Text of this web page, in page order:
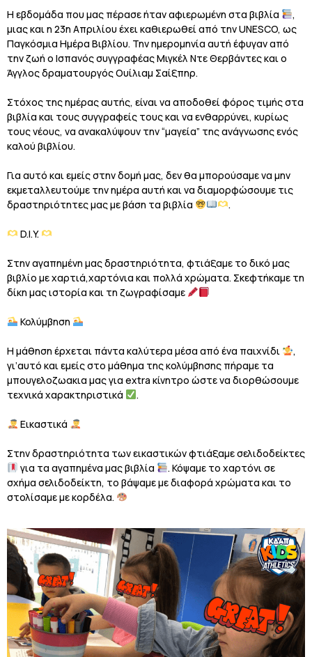
Η εβδομάδα που μας πέρασε ήταν αφιερωμένη στα βιβλία
,
μιας και η 23η Απριλίου έχει καθιερωθεί από την UNESCO, ως
Παγκόσμια Ημέρα Βιβλίου. Την ημερομηνία αυτή έφυγαν από
την ζωή ο Ισπανός συγγραφέας Μιγκέλ Ντε Θερβάντες και ο
Άγγλος δραματουργός Ουίλιαμ Σαίξπηρ.
Στόχος της ημέρας αυτής, είναι να αποδοθεί φόρος τιμής στα
βιβλία και τους συγγραφείς τους και να ενθαρρύνει, κυρίως
τους νέους, να ανακαλύψουν την “μαγεία” της ανάγνωσης ενός
καλού βιβλίου.
Για αυτό και εμείς στην δομή μας, δεν θα μπορούσαμε να μην
εκμεταλλευτούμε την ημέρα αυτή και να διαμορφώσουμε τις
δραστηριότητες μας με βάση τα βιβλία
.
D.I.Y.
Στην αγαπημένη μας δραστηριότητα, φτιάξαμε το δικό μας
βιβλίο με χαρτιά,χαρτόνια και πολλά χρώματα. Σκεφτήκαμε τη
δίκη μας ιστορία και τη ζωγραφίσαμε
Κολύμβηση
Η μάθηση έρχεται πάντα καλύτερα μέσα από ένα παιχνίδι
,
γι’αυτό και εμείς στο μάθημα της κολύμβησης πήραμε τα
μπουγελοζωακια μας για extra κίνητρο ώστε να διορθώσουμε
τεχνικά χαρακτηριστικά
.
Εικαστικά
Στην δραστηριότητα των εικαστικών φτιάξαμε σελιδοδείκτες
για τα αγαπημένα μας βιβλία
. Κόψαμε το χαρτόνι σε
σχήμα σελιδοδείκτη, το βάψαμε με διαφορά χρώματα και το
στολίσαμε με κορδέλα.